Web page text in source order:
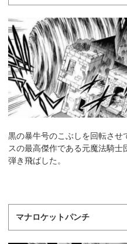
黒の暴牛号のこぶしを回転さ
スの最高傑作である元魔法騎
弾き飛ばした。
マナロケットパンチ